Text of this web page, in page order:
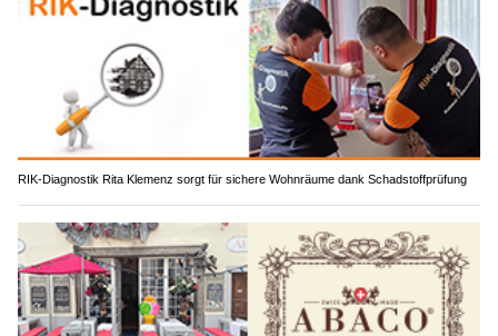
RIK-Diagnostik Rita Klemenz sorgt für sichere Wohnräume dank Schadstoffprüfung